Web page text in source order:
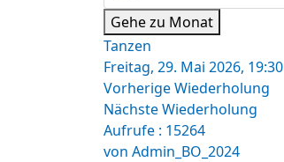
Gehe zu Monat
Tanzen
Freitag, 29. Mai 2026, 19:30
Vorherige Wiederholung
Nächste Wiederholung
Aufrufe : 15264
von Admin_BO_2024